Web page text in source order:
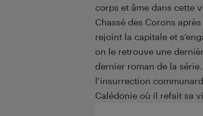
corps et âme dans cette
Chassé des Corons
rejoint la capitale et
on le retrouve une
dernier roman de la
l’insurrection
Calédonie où il refait sa